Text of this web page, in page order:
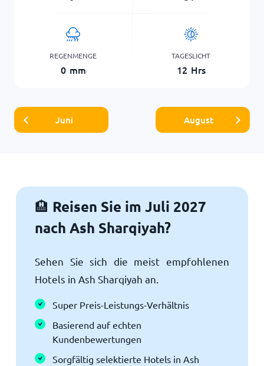
REGENMENGE
0 mm
TAGESLICHT
12 Hrs
Juni August
🏨 Reisen Sie im Juli 2027
nach Ash Sharqiyah?
Sehen Sie sich die meist empfohlenen
Hotels in Ash Sharqiyah an.
Super Preis-Leistungs-Verhältnis
Basierend auf echten
Kundenbewertungen
Sorgfältig selektierte Hotels in Ash